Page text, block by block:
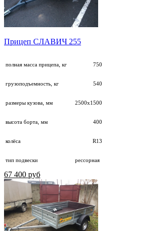
Прицеп СЛАВИЧ 255
полная масса прицепа, кг 750
грузоподъемность, кг 540
размеры кузова, мм 2500х1500
высота борта, мм 400
колёса R13
тип подвески рессорная
67 400 руб